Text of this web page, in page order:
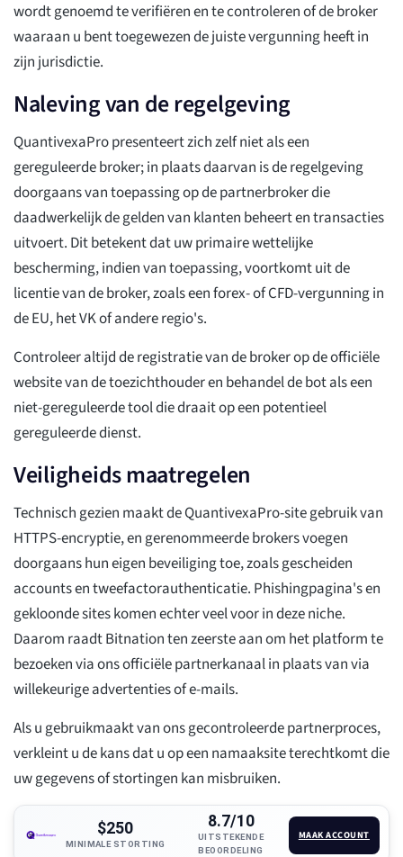
wordt genoemd te verifiëren en te controleren of de broker
waaraan u bent toegewezen de juiste vergunning heeft in
zijn jurisdictie.
Naleving van de regelgeving
QuantivexaPro presenteert zich zelf niet als een
gereguleerde broker; in plaats daarvan is de regelgeving
doorgaans van toepassing op de partnerbroker die
daadwerkelijk de gelden van klanten beheert en transacties
uitvoert. Dit betekent dat uw primaire wettelijke
bescherming, indien van toepassing, voortkomt uit de
licentie van de broker, zoals een forex- of CFD-vergunning in
de EU, het VK of andere regio's.
Controleer altijd de registratie van de broker op de officiële
website van de toezichthouder en behandel de bot als een
niet-gereguleerde tool die draait op een potentieel
gereguleerde dienst.
Veiligheids maatregelen
Technisch gezien maakt de QuantivexaPro-site gebruik van
HTTPS-encryptie, en gerenommeerde brokers voegen
doorgaans hun eigen beveiliging toe, zoals gescheiden
accounts en tweefactorauthenticatie. Phishingpagina's en
gekloonde sites komen echter veel voor in deze niche.
Daarom raadt Bitnation ten zeerste aan om het platform te
bezoeken via ons officiële partnerkanaal in plaats van via
willekeurige advertenties of e-mails.
Als u gebruikmaakt van ons gecontroleerde partnerproces,
verkleint u de kans dat u op een namaaksite terechtkomt die
uw gegevens of stortingen kan misbruiken.
$250
MINIMALE STORTING
8.7/10
UITSTEKENDE
BEOORDELING
MAAK ACCOUNT